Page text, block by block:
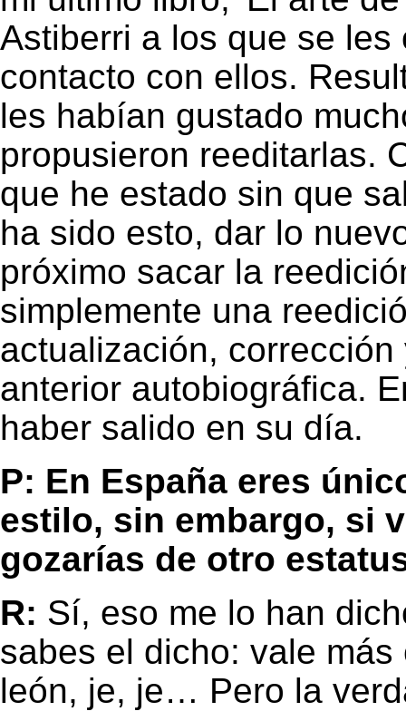
Astiberri a los que se
contacto con ellos.
les habían gustado
propusieron reeditarlas.
que he estado sin que
ha sido esto, dar lo
próximo sacar la
simplemente una
actualización,
anterior autobiográfica.
haber salido en su día.
P: En España eres
estilo, sin embargo, si
gozarías de otro
R: Sí, eso me lo han
sabes el dicho: vale
león, je, je… Pero la